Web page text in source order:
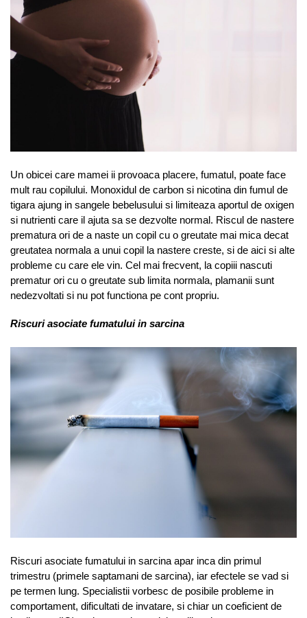
Un obicei care mamei ii provoaca placere, fumatul, poate face
mult rau copilului. Monoxidul de carbon si nicotina din fumul de
tigara ajung in sangele bebelusului si limiteaza aportul de oxigen
si nutrienti care il ajuta sa se dezvolte normal. Riscul de nastere
prematura ori de a naste un copil cu o greutate mai mica decat
greutatea normala a unui copil la nastere creste, si de aici si alte
probleme cu care ele vin. Cel mai frecvent, la copiii nascuti
prematur ori cu o greutate sub limita normala, plamanii sunt
nedezvoltati si nu pot functiona pe cont propriu.
Riscuri asociate fumatului in sarcina
Riscuri asociate fumatului in sarcina apar inca din primul
trimestru (primele saptamani de sarcina), iar efectele se vad si
pe termen lung. Specialistii vorbesc de posibile probleme in
comportament, dificultati de invatare, si chiar un coeficient de